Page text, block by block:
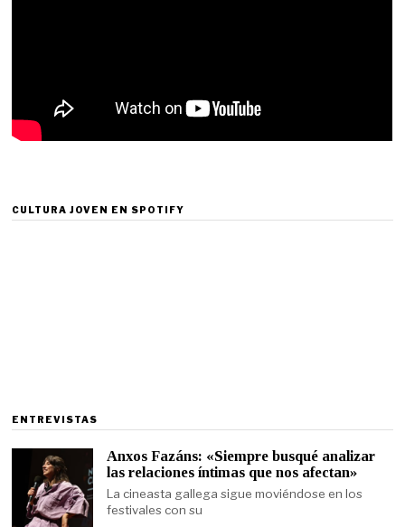
CULTURA JOVEN EN SPOTIFY
ENTREVISTAS
Anxos Fazáns: «Siempre busqué analizar
las relaciones íntimas que nos afectan»
La cineasta gallega sigue moviéndose en los
festivales con su